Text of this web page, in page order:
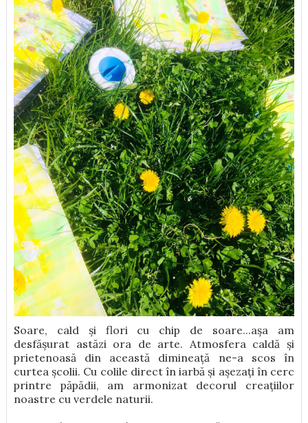
Soare, cald și flori cu chip de soare...așa am
desfășurat astăzi ora de arte. Atmosfera caldă și
prietenoasă din această dimineață ne-a scos în
curtea școlii. Cu colile direct în iarbă și așezați în cerc
printre păpădii, am armonizat decorul creațiilor
noastre cu verdele naturii.